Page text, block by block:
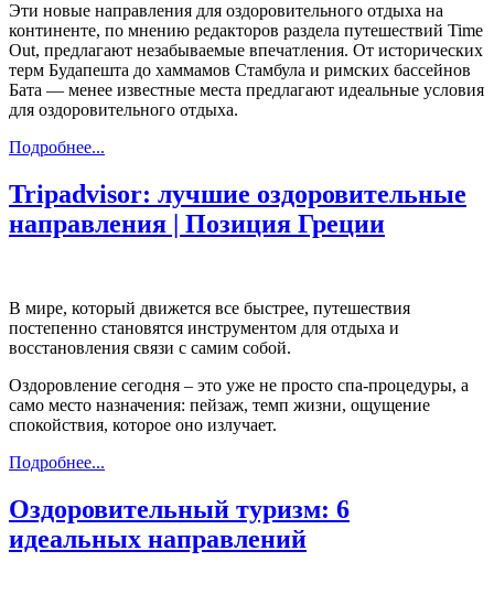
Эти новые направления для оздоровительного отдыха на
континенте, по мнению редакторов раздела путешествий Time
Out, предлагают незабываемые впечатления. От исторических
терм Будапешта до хаммамов Стамбула и римских бассейнов
Бата — менее известные места предлагают идеальные условия
для оздоровительного отдыха.
Подробнее...
Tripadvisor: лучшие оздоровительные
направления | Позиция Греции
В мире, который движется все быстрее, путешествия
постепенно становятся инструментом для отдыха и
восстановления связи с самим собой.
Оздоровление сегодня – это уже не просто спа-процедуры, а
само место назначения: пейзаж, темп жизни, ощущение
спокойствия, которое оно излучает.
Подробнее...
Оздоровительный туризм: 6
идеальных направлений